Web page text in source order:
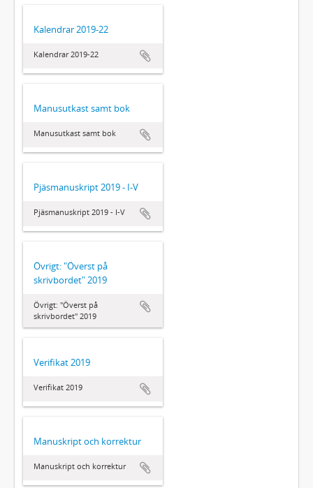
Kalendrar 2019-22
Kalendrar 2019-22
Manusutkast samt bok
Manusutkast samt bok
Pjäsmanuskript 2019 - I-V
Pjäsmanuskript 2019 - I-V
Övrigt: "Överst på
skrivbordet" 2019
Övrigt: "Överst på
skrivbordet" 2019
Verifikat 2019
Verifikat 2019
Manuskript och korrektur
Manuskript och korrektur